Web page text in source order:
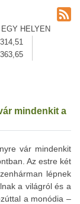
HELYEN
314,51
363,65
mindenkit a
vár mindenkit
Az estre két
lépnek
a világról és a
a monódia –